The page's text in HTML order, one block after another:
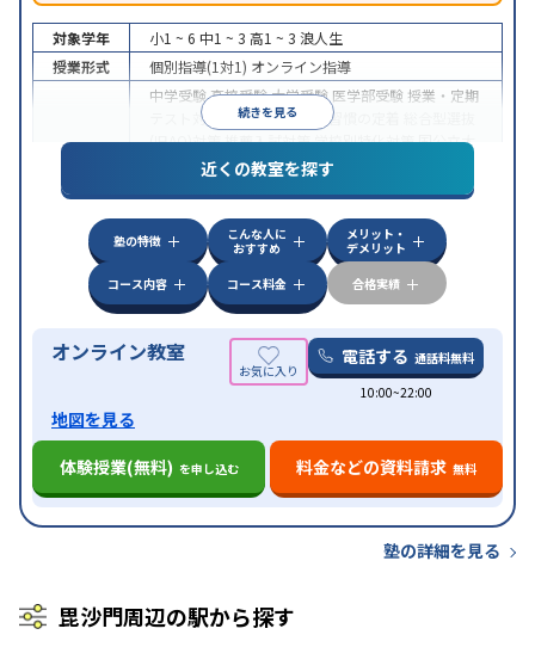
続きを見る
対象学年 小1 ~ 6 中1 ~ 3 高1 ~ 3 浪人生
授業形式
個別指導(1対1) オンライン指導
中学受験高校受験大学受験 医学部受験 授業・定期
テスト対策
内申点対策 学習習慣の定着
(旧AO)対策推薦入試対策学校別特化対策国公立大
私大対策共通テスト対策
英語・英会話特化
特徴
中高一貫校生に対応授業の振替可能 不登校生に対
オンライン対応 1科目から受講可能季節講習の
みの受講可
自習室あり
近くの教室を探す
塾の特徴
こんな人に
おすすめ
メリット・
デメリット
コース内容
コース料金 合格実績
オンライン教室 電話する 通話料無料
10:00~22:00
地図を見る
体験授業(無料) を申し込む 料金などの資料請求 無料
塾の詳細を見る
毘沙門周辺の駅から探す